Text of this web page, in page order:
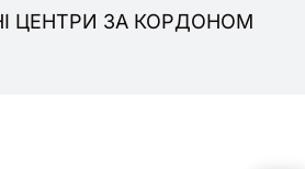
ЦЕНТРИ ЗА КОРДОНОМ